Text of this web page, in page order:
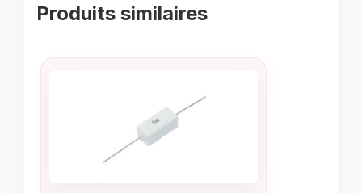
Produits similaires